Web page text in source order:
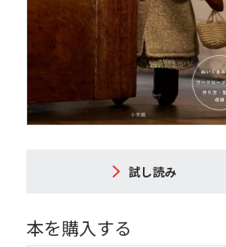
試し読み
本を購入する